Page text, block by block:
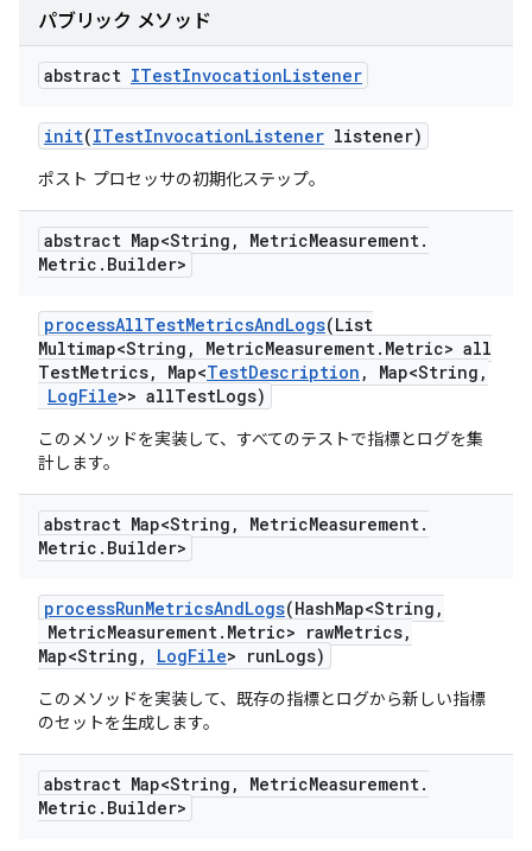
パブリック メソッド
abstract ITestInvocationListener
init(ITestInvocationListener listener)
ポスト プロセッサの初期化ステップ。
abstract Map<String , MetricMeasurement.
Metric . Builder>
processAllTestMetricsAndLogs(List
Multimap<String , MetricMeasurement. Metric> all
TestMetrics, Map<TestDescription , Map<String ,
LogFile>> allTestLogs)
このメソッドを実装して、すべてのテストで指標とログを集
計します。
abstract Map<String , MetricMeasurement.
Metric . Builder>
processRunMetricsAndLogs(HashMap<String ,
MetricMeasurement. Metric> rawMetrics,
Map<String , LogFile> runLogs)
このメソッドを実装して、既存の指標とログから新しい指標
のセットを生成します。
abstract Map<String , MetricMeasurement.
Metric . Builder>